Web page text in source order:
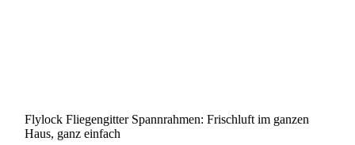
Flylock Fliegengitter Spannrahmen: Frischluft im ganzen
Haus, ganz einfach